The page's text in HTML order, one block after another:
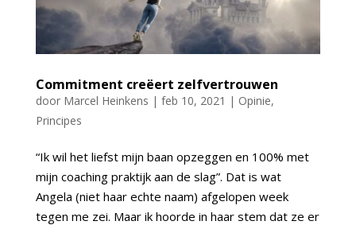
Commitment creëert zelfvertrouwen
door Marcel Heinkens | feb 10, 2021 | Opinie,
Principes
“Ik wil het liefst mijn baan opzeggen en 100% met
mijn coaching praktijk aan de slag”. Dat is wat
Angela (niet haar echte naam) afgelopen week
tegen me zei. Maar ik hoorde in haar stem dat ze er